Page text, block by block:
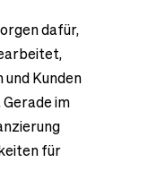
dafür,
Kunden
im
für